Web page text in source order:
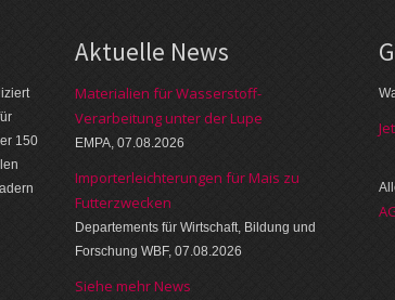
150
Aktuelle News
Materialien für Wasserstoff-
Verarbeitung unter der Lupe
EMPA, 07.08.2026
Importerleichterungen für Mais zu
Futterzwecken
Departements für Wirtschaft, Bildung und
Forschung WBF, 07.08.2026
Siehe mehr News